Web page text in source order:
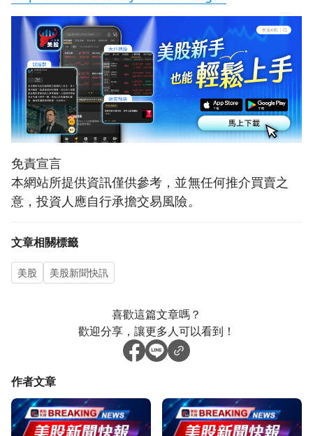
免責宣言
本網站所提供資訊僅供參考，並無任何推介買賣之
意，投資人應自行承擔交易風險。
文章相關標籤
美股 美股新聞快訊
喜歡這篇文章嗎？
歡迎分享，讓更多人可以看到！
作者文章